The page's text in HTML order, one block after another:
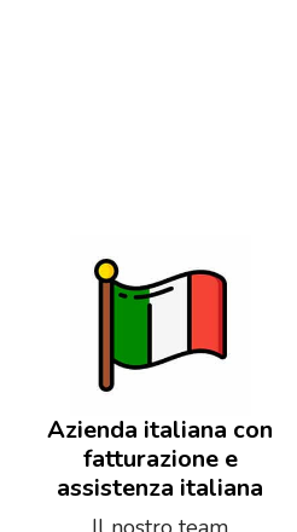
Azienda italiana con
fatturazione e
assistenza italiana